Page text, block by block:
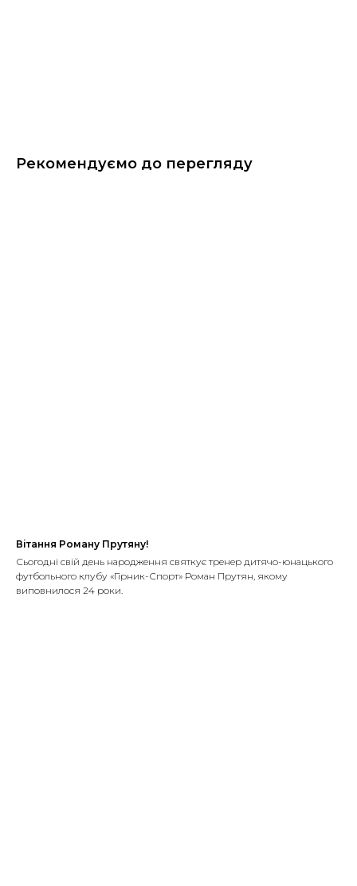
Рекомендуємо до перегляду
Вітання Роману Прутяну!
Сьогодні свій день народження святкує тренер дитячо-юнацького
футбольного клубу «Гірник-Спорт» Роман Прутян, якому
виповнилося 24 роки.